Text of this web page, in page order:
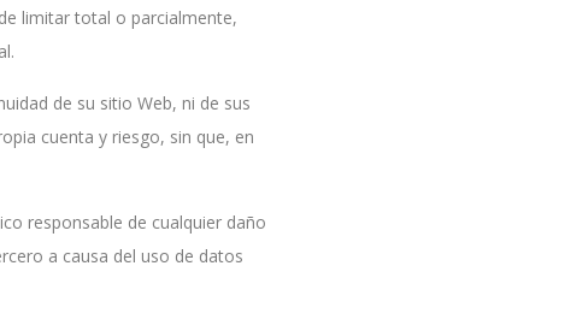
limitar total o parcialmente,
de su sitio Web, ni de sus
cuenta y riesgo, sin que, en
responsable de cualquier daño
a causa del uso de datos